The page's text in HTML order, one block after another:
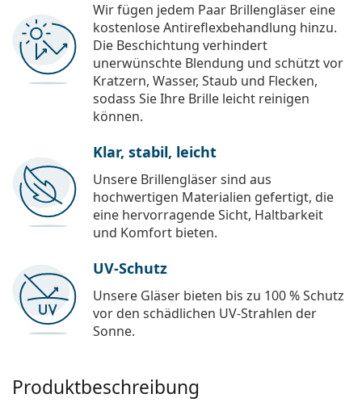
Wir fügen jedem Paar Brillengläser eine
kostenlose Antireflexbehandlung hinzu.
Die Beschichtung verhindert
unerwünschte Blendung und schützt vor
Kratzern, Wasser, Staub und Flecken,
sodass Sie Ihre Brille leicht reinigen
können.
Klar, stabil, leicht
Unsere Brillengläser sind aus
hochwertigen Materialien gefertigt, die
eine hervorragende Sicht, Haltbarkeit
und Komfort bieten.
UV-Schutz
Unsere Gläser bieten bis zu 100 % Schutz
vor den schädlichen UV-Strahlen der
Sonne.
Produktbeschreibung